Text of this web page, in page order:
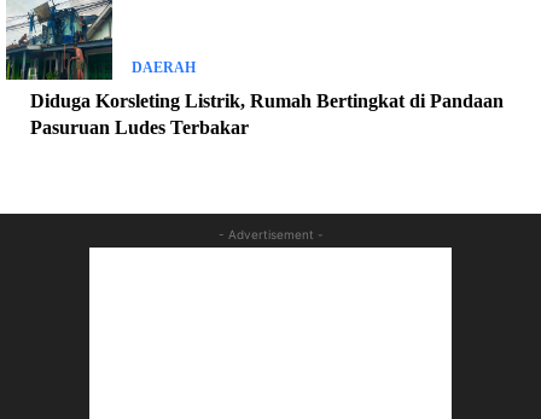
DAERAH
Diduga Korsleting Listrik, Rumah Bertingkat di Pandaan
Pasuruan Ludes Terbakar
- Advertisement -